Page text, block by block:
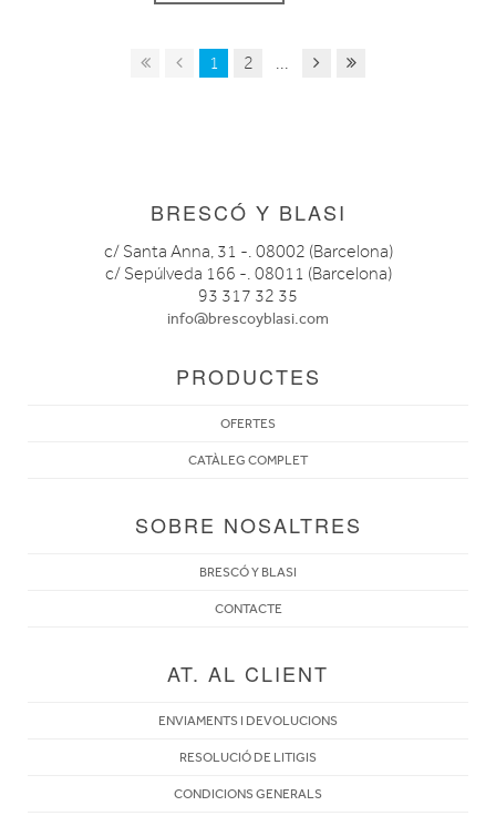
1 2 ...
BRESCÓ Y BLASI
c/ Santa Anna, 31 -. 08002 (Barcelona)
c/ Sepúlveda 166 -. 08011 (Barcelona)
93 317 32 35
info@brescoyblasi.com
PRODUCTES
OFERTES
CATÀLEG COMPLET
SOBRE NOSALTRES
BRESCÓ Y BLASI
CONTACTE
AT. AL CLIENT
ENVIAMENTS I DEVOLUCIONS
RESOLUCIÓ DE LITIGIS
CONDICIONS GENERALS